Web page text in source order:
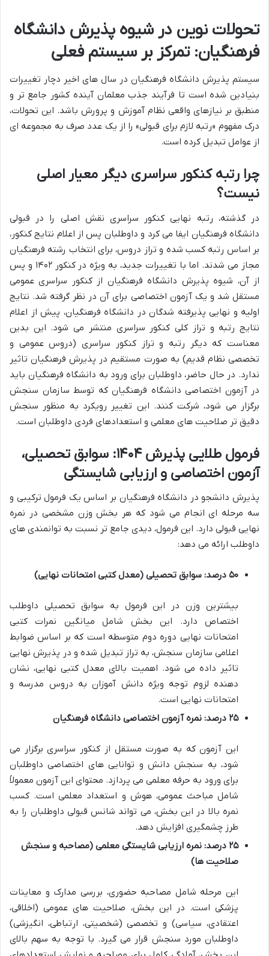
تحولات نوین در شیوه پذیرش دانشگاه
فرهنگیان: تمرکز بر سیستم فعلی
سیستم پذیرش دانشگاه فرهنگیان در سال های اخیر دچار تغییرات
بنیادین شده است تا فرآیند جذب معلمان آینده کشور جامع تر و
منطبق بر نیازهای واقعی نظام آموزش و پرورش باشد. این تحولات،
درک مفهوم «رتبه لازم برای قبولی» را از یک عدد صرف به مجموعه ای
از عوامل تبدیل کرده است.
چرا رتبه کنکور سراسری دیگر معیار اصلی
نیست؟
در گذشته، رتبه نهایی کنکور سراسری نقش اصلی را در قبولی
دانشگاه فرهنگیان ایفا می کرد و داوطلبان پس از اعلام نتایج کنکور،
بر اساس رتبه کسب شده و تراز دروس، برای انتخاب رشته فرهنگیان
مجاز می شدند. اما با تغییرات جدید، به ویژه در کنکور ۱۴۰۲ و پس
از آن، شیوه پذیرش دانشگاه فرهنگیان از کنکور سراسری عمومی
مستقل شد و یک آزمون اختصاصی برای آن در نظر گرفته شد. نتایج
اولیه و نهایی پذیرفته شدگان در دانشگاه فرهنگیان، پیش از اعلام
نتایج رتبه و تراز کلی کنکور سراسری منتشر می شود. این بدین
معناست که دیگر رتبه و تراز کنکور سراسری (دروس عمومی و
تخصصی نظام قدیم) به صورت مستقیم در پذیرش فرهنگیان تاثیر
ندارد. در حال حاضر، داوطلبان برای ورود به دانشگاه فرهنگیان باید
در آزمون اختصاصی دانشگاه فرهنگیان که توسط سازمان سنجش
برگزار می شود، شرکت کنند. این تغییر رویکرد به منظور سنجش
دقیق تر صلاحیت های معلمی و استعدادهای فردی داوطلبان است.
فرمول طلایی پذیرش ۱۴۰۴: سوابق تحصیلی،
آزمون اختصاصی و ارزیابی شایستگی
پذیرش دانشجو در دانشگاه فرهنگیان بر اساس یک فرمول ترکیبی و
سه مرحله ای انجام می شود که هر بخش وزن مشخصی در نمره
نهایی قبولی دارد. این فرمول، دیدی جامع تر نسبت به توانمندی های
داوطلب ارائه می دهد:
۵۰ درصد: سوابق تحصیلی (معدل کتبی امتحانات نهایی)
بیشترین وزن در این فرمول به سوابق تحصیلی داوطلب
اختصاص دارد. این بخش شامل میانگین نمرات کتبی
امتحانات نهایی دوره دوم متوسطه است که بر اساس ضوابط
اعلامی سازمان سنجش، به تراز تبدیل شده و در پذیرش نهایی
تاثیر داده می شود. اهمیت بالای معدل کتبی نهایی، نشان
دهنده لزوم توجه ویژه دانش آموزان به دروس مدرسه و
امتحانات نهایی است.
۲۵ درصد: نمره آزمون اختصاصی دانشگاه فرهنگیان
این آزمون که به صورت مستقل از کنکور سراسری برگزار می
شود، به سنجش دانش و توانایی های اختصاصی داوطلبان
برای ورود به حرفه معلمی می پردازد. محتوای این آزمون معمولاً
شامل مباحث عمومی، هوش و استعداد معلمی است. کسب
نمره بالا در این بخش، می تواند شانس قبولی داوطلبان را به
طرز چشمگیری افزایش دهد.
۲۵ درصد: نمره ارزیابی شایستگی معلمی (مصاحبه و سنجش
صلاحیت ها)
این مرحله شامل مصاحبه حضوری، بررسی مدارک و معاینات
پزشکی است. در این بخش، صلاحیت های عمومی (اخلاقی،
اعتقادی، سیاسی) و تخصصی (شخصیتی، ارتباطی، انگیزشی)
داوطلبان مورد سنجش قرار می گیرد. با توجه به سهم بالای